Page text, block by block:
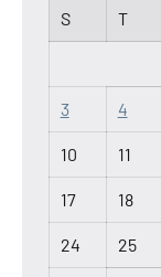
S
T
3 4
10 11
17 18
24 25